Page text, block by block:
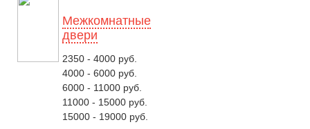
Межкомнатные
двери
2350 - 4000 руб.
4000 - 6000 руб.
6000 - 11000 руб.
11000 - 15000 руб.
15000 - 19000 руб.